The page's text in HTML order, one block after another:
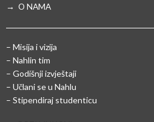
→ O NAMA
– Misija i vizija
– Nahlin tim
– Godišnji izvještaji
– Učlani se u Nahlu
– Stipendiraj studenticu